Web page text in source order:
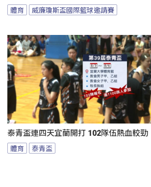
體育 威廉瓊斯盃國際籃球邀請賽
泰青盃連四天宜蘭開打 102隊伍熱血較勁
體育 泰青盃